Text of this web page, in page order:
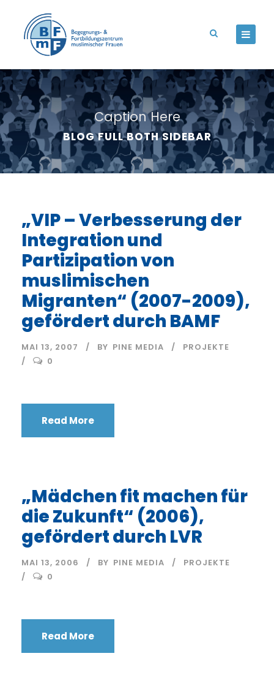
Caption Here
BLOG FULL BOTH SIDEBAR
„VIP – Verbesserung der
Integration und
Partizipation von
muslimischen
Migranten“ (2007-2009),
gefördert durch BAMF
MAI 13, 2007 BY PINE MEDIA
PROJEKTE
0
Read More
„Mädchen fit machen für
die Zukunft“ (2006),
gefördert durch LVR
MAI 13, 2006 BY PINE MEDIA
PROJEKTE
0
Read More